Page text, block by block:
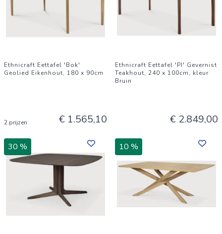
Ethnicraft Eettafel 'Bok'
Geolied Eikenhout, 180 x 90cm
2 prijzen € 1.565,10
Ethnicraft Eettafel 'PI' Gevernist
Teakhout, 240 x 100cm, kleur
Bruin
€ 2.849,00
30 % 10 %